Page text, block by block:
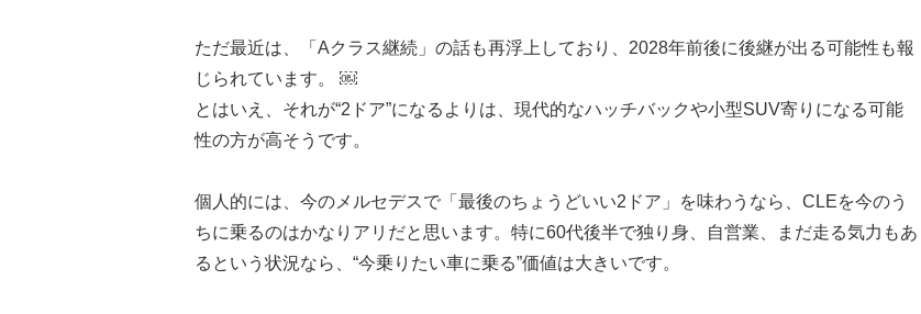
ただ最近は、「Aクラス継続」の話も再浮上しており、2028年前後に後継が出る可能性も報
じられています。 ￼
とはいえ、それが“2ドア”になるよりは、現代的なハッチバックや小型SUV寄りになる可能
性の方が高そうです。
個人的には、今のメルセデスで「最後のちょうどいい2ドア」を味わうなら、CLEを今のう
ちに乗るのはかなりアリだと思います。特に60代後半で独り身、自営業、まだ走る気力もあ
るという状況なら、“今乗りたい車に乗る”価値は大きいです。